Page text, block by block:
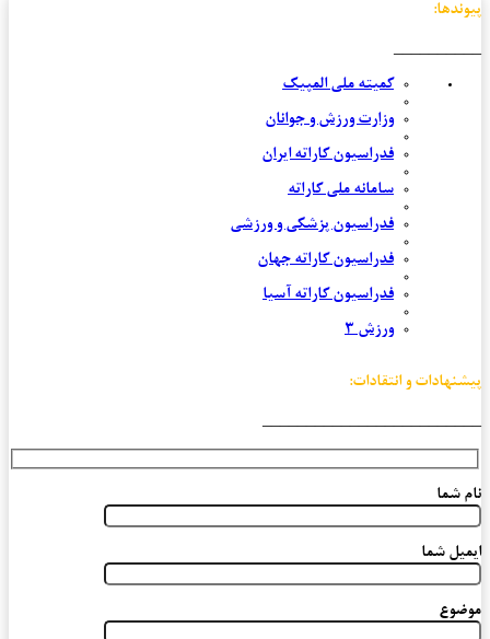
پیوندها:
__________
کمیته ملی المپیک
وزارت ورزش و جوانان
فدراسیون کاراته ایران
سامانه ملی کاراته
فدراسیون پزشکی و ورزشی
فدراسیون کاراته جهان
فدراسیون کاراته آسیا
ورزش 3
پیشنهادات و انتقادات:
_________________________
نام شما
ایمیل شما
موضوع